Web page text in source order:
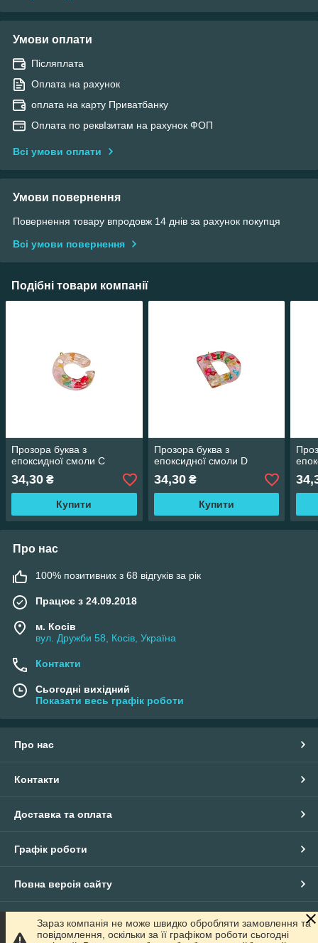
Умови оплати
Післяплата
Оплата на рахунок
оплата на карту Приватбанку
Оплата по реквІзитам на рахунок ФОП
Всі умови оплати
Умови повернення
Повернення товару впродовж 14 днів за рахунок покупця
Всі умови повернення
Подібні товари компанії
Прозора буква з
епоксидної смоли C
34,30 ₴
Купити
Прозора буква з
епоксидної смоли D
34,30₴
Купити
Про нас
100% позитивних з 68 відгуків за рік
Працює з 24.09.2018
м. Косів
вул. Дружби 58, Косів, Україна
Контакти
Сьогодні вихідний
Показати весь графік роботи
Про нас
Контакти
Доставка та оплата
Графік роботи
Повна версія сайту
Сайт створено на маркетплейсіProm.ua
Зараз компанія не може швидко обробляти замовлення та
повідомлення, оскільки за її графіком роботи сьогодні